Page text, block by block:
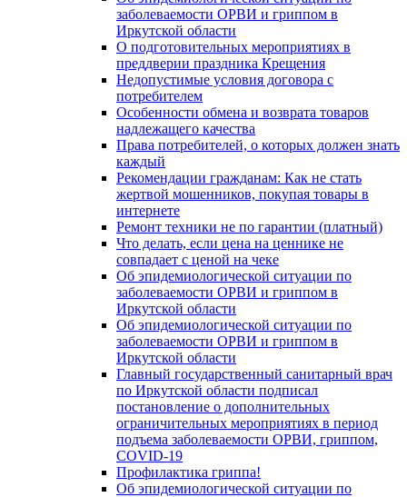
заболеваемости ОРВИ и гриппом в
Иркутской области
О подготовительных мероприятиях в
преддверии праздника Крещения
Недопустимые условия договора с
потребителем
Особенности обмена и возврата товаров
надлежащего качества
Права потребителей, о которых должен знать
каждый
Рекомендации гражданам: Как не стать
жертвой мошенников, покупая товары в
интернете
Ремонт техники не по гарантии (платный)
Что делать, если цена на ценнике не
совпадает с ценой на чеке
Об эпидемиологической ситуации по
заболеваемости ОРВИ и гриппом в
Иркутской области
Об эпидемиологической ситуации по
заболеваемости ОРВИ и гриппом в
Иркутской области
Главный государственный санитарный врач
по Иркутской области подписал
постановление о дополнительных
ограничительных мероприятиях в период
подъема заболеваемости ОРВИ, гриппом,
COVID-19
Профилактика гриппа!
Об эпидемиологической ситуации по